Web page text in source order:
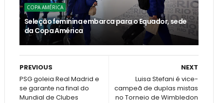
COPA AMÉRICA
Seleção feminina embarca para o Equador, sede
da Copa América
NEXT
Luisa Stefani é vice-
campeã de duplas mistas
no Torneio de Wimbledon
PREVIOUS
PSG goleia Real Madrid e
se garante na final do
Mundial de Clubes